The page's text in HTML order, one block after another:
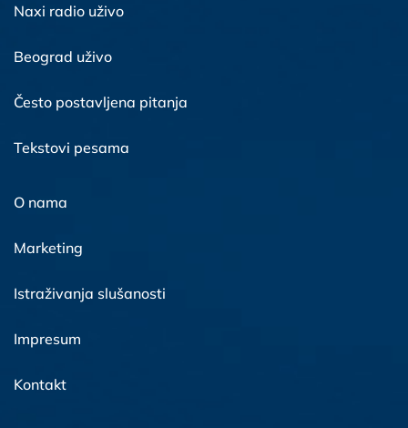
Naxi radio uživo
Beograd uživo
Često postavljena pitanja
Tekstovi pesama
O nama
Marketing
Istraživanja slušanosti
Impresum
Kontakt